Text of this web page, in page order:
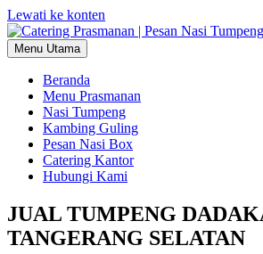
Lewati ke konten
Menu Utama
Beranda
Menu Prasmanan
Nasi Tumpeng
Kambing Guling
Pesan Nasi Box
Catering Kantor
Hubungi Kami
JUAL TUMPENG
TANGERANG SELATAN